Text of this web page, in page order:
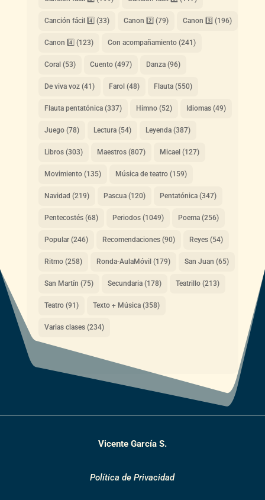
Canción fácil 4️⃣ (33) Canon 2️⃣ (79) Canon 3️⃣ (196)
Canon 4️⃣ (123) Con acompañamiento(241)
Coral(53) Cuento(497) Danza(96)
De viva voz(41) Farol(48) Flauta(550)
Flauta pentatónica(337) Himno(52) Idiomas(49)
Juego(78) Lectura(54) Leyenda(387)
Libros(303) Maestros(807) Micael(127)
Movimiento(135) Música de teatro(159)
Navidad (219) Pascua(120) Pentatónica(347)
Pentecostés(68) Periodos(1049) Poema(256)
Popular(246) Recomendaciones(90) Reyes(54)
Ritmo(258) Ronda-AulaMóvil(179) San Juan (65)
San Martín (75) Secundaria(178) Teatrillo(213)
Teatro(91) Texto + Música(358)
Varias clases(234)
Vicente García S.
Política de Privacidad